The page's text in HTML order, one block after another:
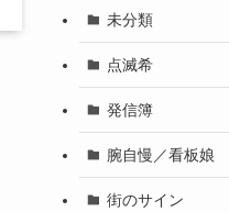
未分類
点滅希
発信簿
腕自慢／看板娘
街のサイン